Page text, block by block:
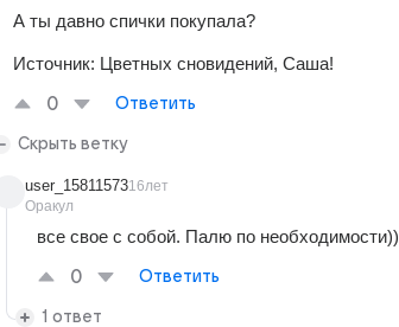
А ты давно спички покупала?
Источник: Цветных сновидений, Саша!
0 Ответить
Скрыть ветку
user_15811573
Оракул
16лет
все свое с собой. Палю по необходимости))
0 Ответить
1 ответ